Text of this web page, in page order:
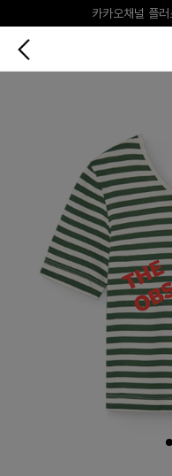
포레포레 앱
하우스오브캐러셀,